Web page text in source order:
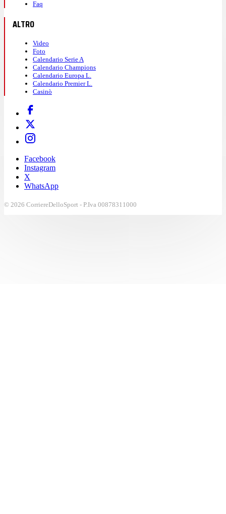
Faq
ALTRO
Video
Foto
Calendario Serie A
Calendario Champions
Calendario Europa L.
Calendario Premier L.
Casinò
Facebook
Instagram
X
WhatsApp
© 2026 CorriereDelloSport - P.Iva 00878311000